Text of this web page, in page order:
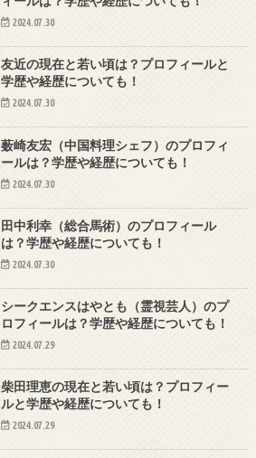
2024.07.30
友近の現在と若い頃は？プロフィールと
学歴や経歴についても！
2024.07.30
薮崎友宏（中国料理シェフ）のプロフィ
ールは？学歴や経歴についても！
2024.07.30
田中利幸（総合馬術）のプロフィール
は？学歴や経歴についても！
2024.07.30
シークエンスはやとも（霊視芸人）のプ
ロフィールは？学歴や経歴についても！
2024.07.29
柴田理恵の現在と若い頃は？プロフィー
ルと学歴や経歴についても！
2024.07.29